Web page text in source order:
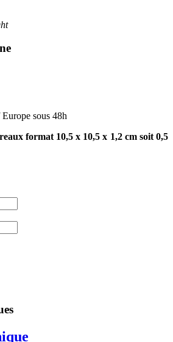
sous 48h
format 10,5 x 10,5 x 1,2 cm soit 0,5